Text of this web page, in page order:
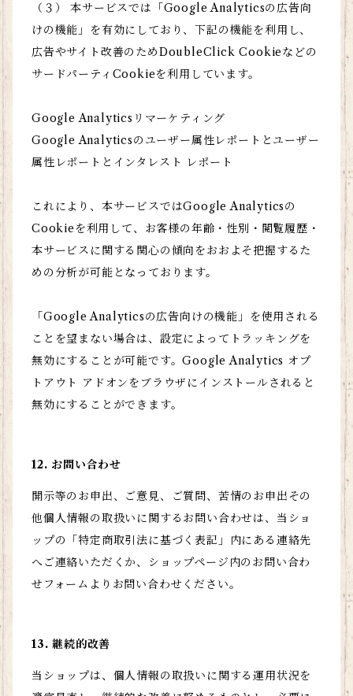
（３） 本サービスでは「Google Analyticsの広告向
けの機能」を有効にしており、下記の機能を利用し、
広告やサイト改善のためDoubleClick Cookieなどの
サードパーティCookieを利用しています。
Google Analyticsリマーケティング
Google Analyticsのユーザー属性レポートとユーザー
属性レポートとインタレスト レポート
これにより、本サービスではGoogle Analyticsの
Cookieを利用して、お客様の年齢・性別・閲覧履歴・
本サービスに関する関心の傾向をおおよそ把握するた
めの分析が可能となっております。
「Google Analyticsの広告向けの機能」を使用される
ことを望まない場合は、設定によってトラッキングを
無効にすることが可能です。Google Analytics オプ
トアウト アドオンをブラウザにインストールされると
無効にすることができます。
12. お問い合わせ
開示等のお申出、ご意見、ご質問、苦情のお申出その
他個人情報の取扱いに関するお問い合わせは、当ショ
ップの「特定商取引法に基づく表記」内にある連絡先
へご連絡いただくか、ショップページ内のお問い合わ
せフォームよりお問い合わせください。
13. 継続的改善
当ショップは、個人情報の取扱いに関する運用状況を